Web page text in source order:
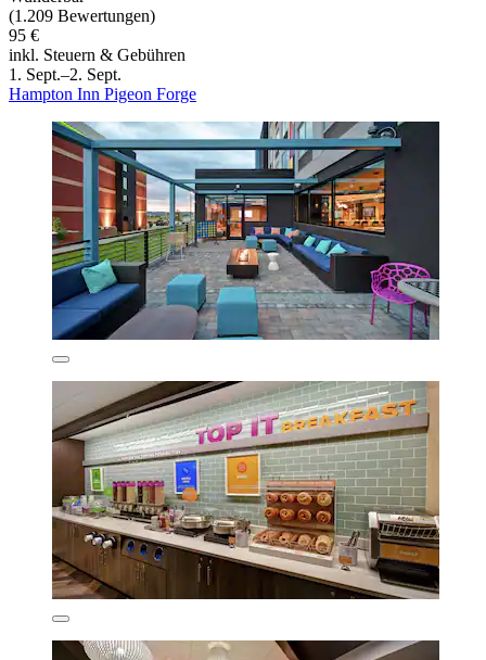
(1.209 Bewertungen)
95 €
inkl. Steuern & Gebühren
1. Sept.–2. Sept.
Hampton Inn Pigeon Forge